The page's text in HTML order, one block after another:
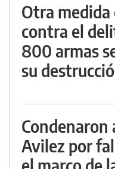
Otra
contra el
800 armas
su
Avilez por